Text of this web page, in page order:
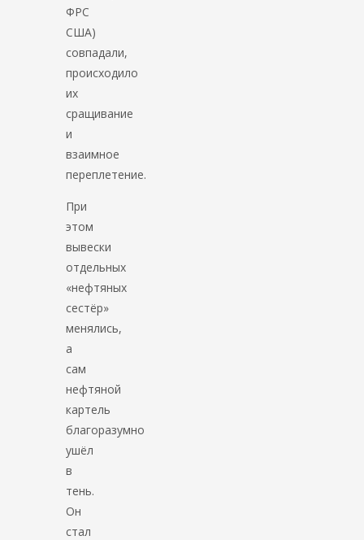
ФРС
США)
совпадали,
происходило
их
сращивание
и
взаимное
переплетение.
При
этом
вывески
отдельных
«нефтяных
сестёр»
менялись,
а
сам
нефтяной
картель
благоразумно
ушёл
в
тень.
Он
стал